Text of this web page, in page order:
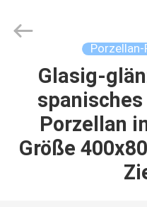
HAUSE
PRODUKTE
CERAMICS
CO.,LTD..
Porzellan-
Glasig-
Porzellan
Größe